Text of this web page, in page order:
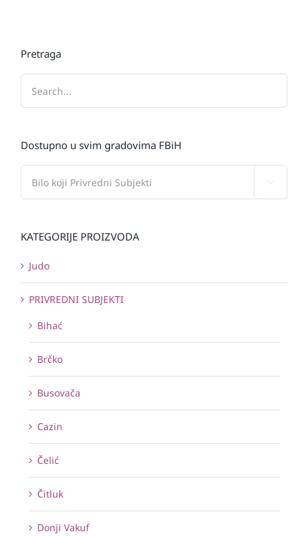
Pretraga
Dostupno u svim gradovima FBiH
KATEGORIJE PROIZVODA
Judo
PRIVREDNI SUBJEKTI
Bihać
Brčko
Busovača
Cazin
Čelić
Čitluk
Donji Vakuf